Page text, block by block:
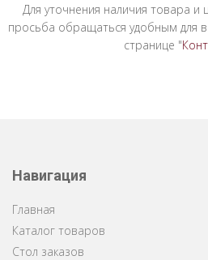
Для уточнения наличия товара
просьба обращаться удобным для
странице "
Навигация
Главная
Каталог товаров
Стол заказов